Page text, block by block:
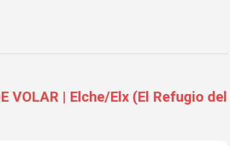
VOLAR | Elche/Elx (El Refugio del